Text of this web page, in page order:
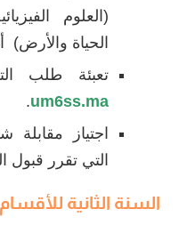
(العلوم
الحياة والأرض)
تعبئة طلب
um6ss.ma
.
اجتياز مقابلة
التي تقرر قبول
السنة الثانية